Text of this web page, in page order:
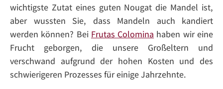
wichtigste Zutat eines guten Nougat die Mandel ist,
aber wussten Sie, dass Mandeln auch kandiert
werden können? Bei Frutas Colomina haben wir eine
Frucht geborgen, die unsere Großeltern und
verschwand aufgrund der hohen Kosten und des
schwierigeren Prozesses für einige Jahrzehnte.